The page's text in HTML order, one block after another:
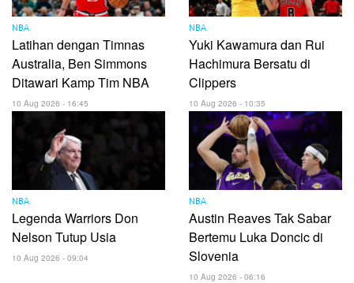
NBA
Latihan dengan Timnas
Australia, Ben Simmons
Ditawari Kamp Tim NBA
10 Aug 2026 - 16:45
NBA
Yuki Kawamura dan Rui
Hachimura Bersatu di
Clippers
10 Aug 2026 - 10:35
NBA
Legenda Warriors Don
Nelson Tutup Usia
10 Aug 2026 - 09:04
NBA
Austin Reaves Tak Sabar
Bertemu Luka Doncic di
Slovenia
10 Aug 2026 - 06:16